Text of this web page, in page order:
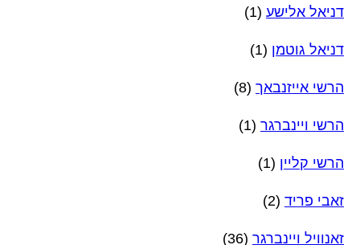
דניאל אלישע (1)
דניאל גוטמן (1)
הרשי אייזנבאך (8)
הרשי ויינברגר (1)
הרשי קליין (1)
זאבי פריד (2)
זאנוויל ויינברגר (36)